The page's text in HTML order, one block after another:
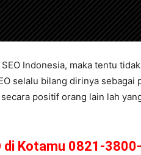
Indonesia, maka tentu
selalu bilang dirinya sebagai
positif orang lain lah
di Kotamu 0821-